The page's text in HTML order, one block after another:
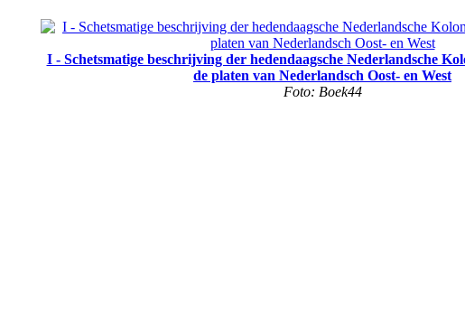
I - Schetsmatige beschrijving der hedendaagsche Nederlandsche
de platen van Nederlandsch Oost- en West
Foto: Boek44